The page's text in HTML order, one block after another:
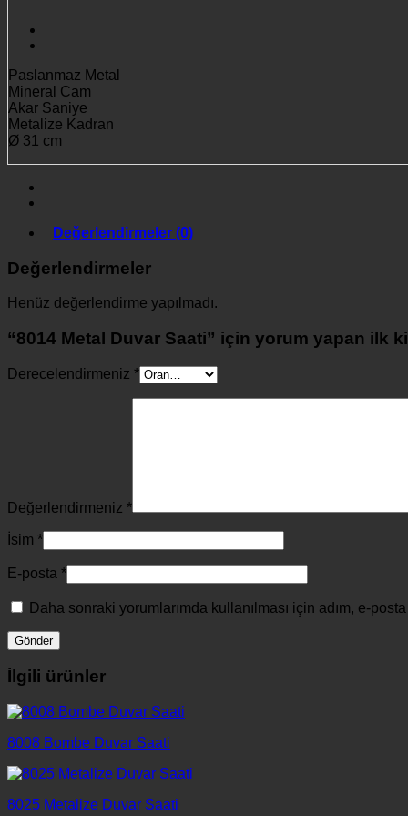
Paslanmaz Metal
Mineral Cam
Akar Saniye
Metalize Kadran
Ø 31 cm
Değerlendirmeler (0)
Değerlendirmeler
Henüz değerlendirme yapılmadı.
“8014 Metal Duvar Saati” için yorum yapan ilk
Derecelendirmeniz *
Değerlendirmeniz *
İsim *
E-posta *
Daha sonraki yorumlarımda kullanılması için adım, e-
İlgili ürünler
8008 Bombe Duvar Saati
8025 Metalize Duvar Saati